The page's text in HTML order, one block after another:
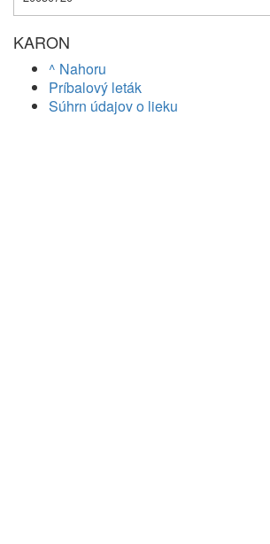
KARON
^ Nahoru
Príbalový leták
Súhrn údajov o lieku